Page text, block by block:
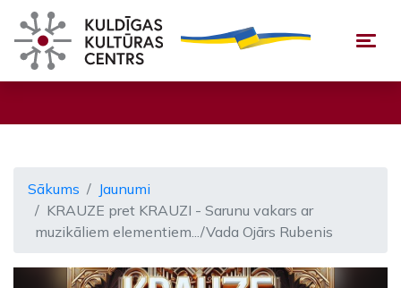
Sākums
Jaunumi
KRAUZE pret KRAUZI - Sarunu vakars ar
muzikāliem elementiem.../Vada Ojārs Rubenis